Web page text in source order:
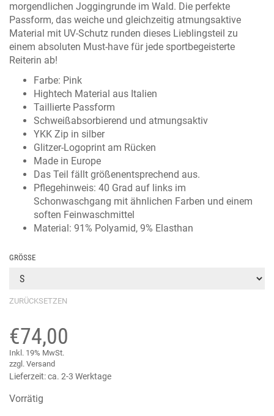
morgendlichen Joggingrunde im Wald. Die perfekte
Passform, das weiche und gleichzeitig atmungsaktive
Material mit UV-Schutz runden dieses Lieblingsteil zu
einem absoluten Must-have für jede sportbegeisterte
Reiterin ab!
Farbe: Pink
Hightech Material aus Italien
Taillierte Passform
Schweißabsorbierend und atmungsaktiv
YKK Zip in silber
Glitzer-Logoprint am Rücken
Made in Europe
Das Teil fällt größenentsprechend aus.
Pflegehinweis: 40 Grad auf links im
Schonwaschgang mit ähnlichen Farben und einem
soften Feinwaschmittel
Material: 91% Polyamid, 9% Elasthan
GRÖSSE
ZURÜCKSETZEN
€74,00
Inkl. 19% MwSt.
zzgl. Versand
Lieferzeit: ca. 2-3 Werktage
Vorrätig